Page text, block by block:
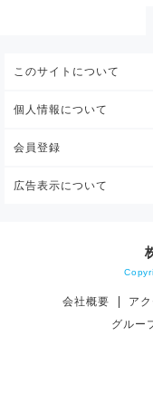
このサイトについて
個人情報について
会員登録
広告表示について
会社概要 ア
グルー